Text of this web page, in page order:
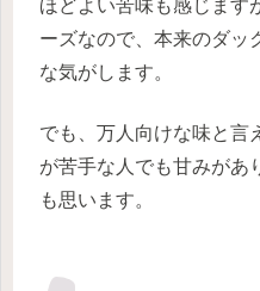
ほどよい苦味も感じます
ーズなので、本来のダッ
な気がします。
でも、万人向けな味と言
が苦手な人でも甘みがあ
も思います。